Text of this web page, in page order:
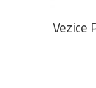
Vezice